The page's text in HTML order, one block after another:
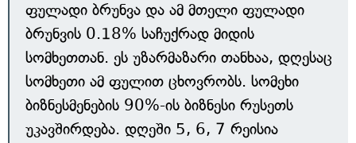
ფულადი ბრუნვა და ამ მთელი ფულადი
ბრუნვის 0.18% საჩუქრად მიდის
სომხეთთან. ეს უზარმაზარი თანხაა, დღესაც
სომხეთი ამ ფულით ცხოვრობს. სომეხი
ბიზნესმენების 90%-ის ბიზნესი რუსეთს
უკავშირდება. დღეში 5, 6, 7 რეისია